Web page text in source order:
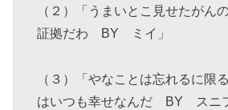
（２）「うまいとこ見せたがん
証拠だわ BY ミイ」
（３）「やなことは忘れるに限
はいつも幸せなんだ BY スニ